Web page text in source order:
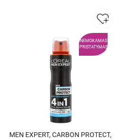
NEMOKAMAS
PRISTATYMAS
MEN EXPERT, CARBON PROTECT,